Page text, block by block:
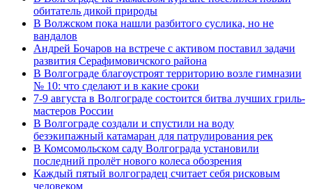
обитатель дикой природы
В Волжском пока нашли разбитого суслика, но не
вандалов
Андрей Бочаров на встрече с активом поставил задачи
развития Серафимовичского района
В Волгограде благоустроят территорию возле гимназии
№ 10: что сделают и в какие сроки
7-9 августа в Волгограде состоится битва лучших гриль-
мастеров России
В Волгограде создали и спустили на воду
безэкипажный катамаран для патрулирования рек
В Комсомольском саду Волгограда установили
последний пролёт нового колеса обозрения
Каждый пятый волгоградец считает себя рисковым
человеком